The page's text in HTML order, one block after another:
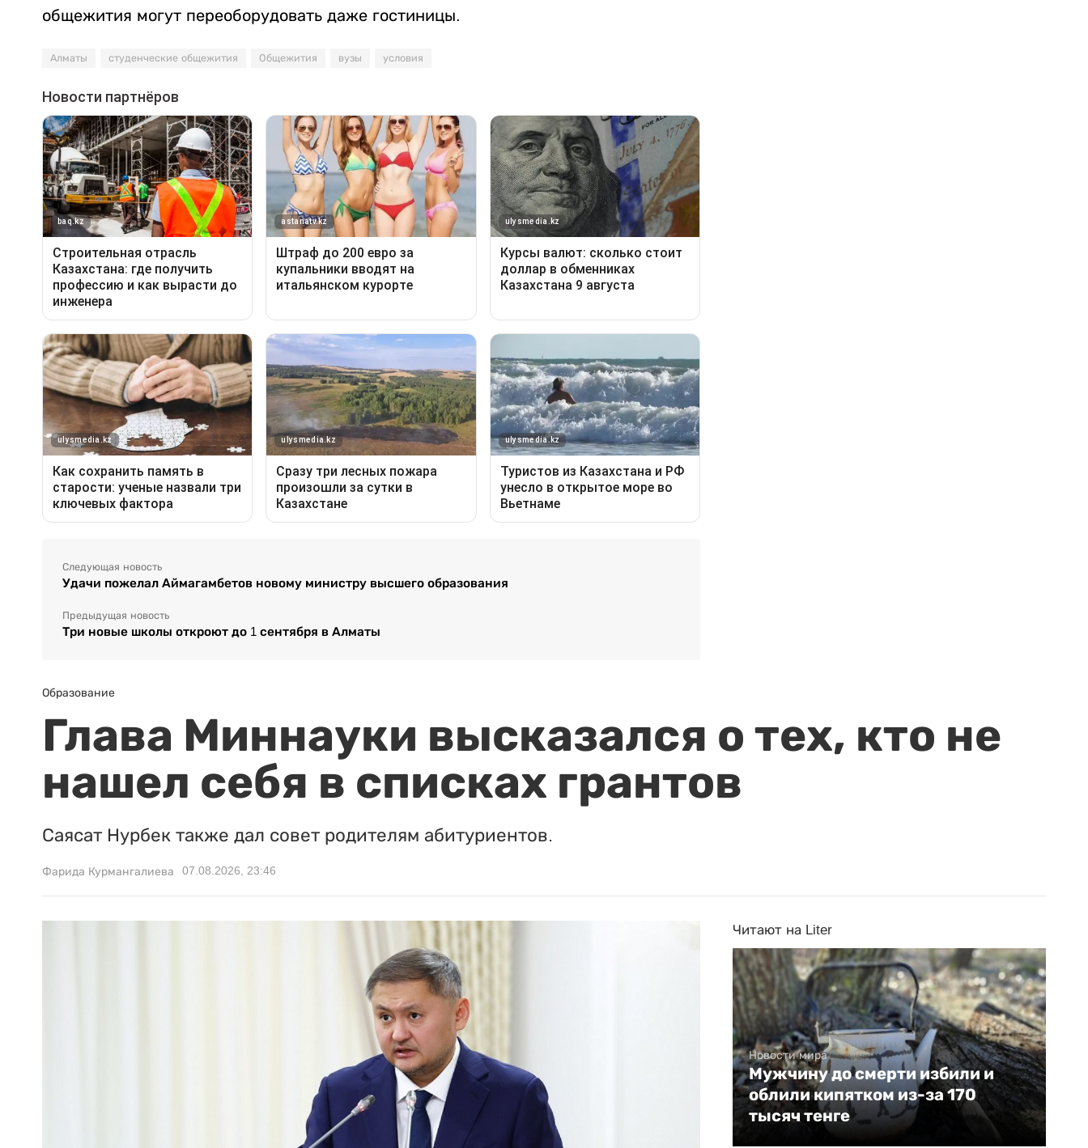
общежития могут переоборудовать даже гостиницы.
Алматы студенческие общежития Общежития вузы условия
Следующая новость
Удачи пожелал Аймагамбетов новому министру высшего образования
Предыдущая новость
Три новые школы откроют до 1 сентября в Алматы
Образование
Глава Миннауки высказался о тех, кто не
нашел себя в списках грантов
Саясат Нурбек также дал совет родителям абитуриентов.
Фарида Курмангалиева 07.08.2026, 23:46
Читают на Liter
Новости мира
Мужчину до смерти избили и
облили кипятком из-за 170
тысяч тенге